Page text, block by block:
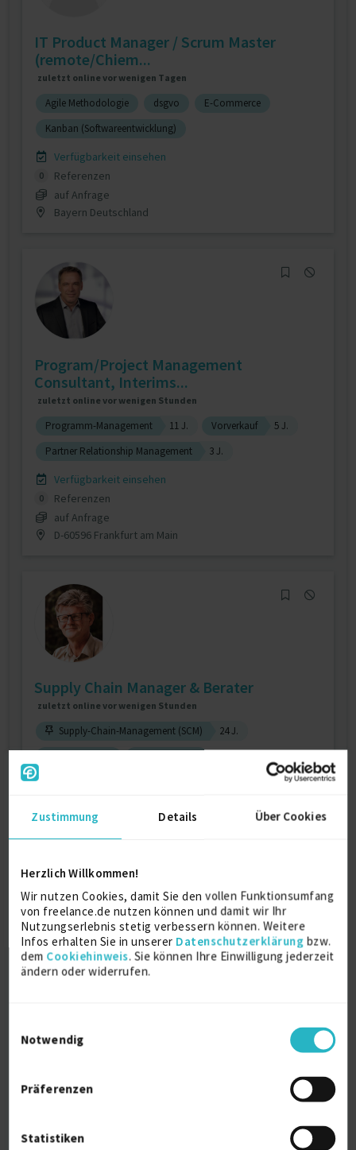
Zustimmung Details Über Cookies
Herzlich Willkommen!
Wir nutzen Cookies, damit Sie den vollen Funktionsumfang
von freelance.de nutzen können und damit wir Ihr
Nutzungserlebnis stetig verbessern können. Weitere
Infos erhalten Sie in unserer Datenschutzerklärung bzw.
dem Cookiehinweis. Sie können Ihre Einwilligung jederzeit
ändern oder widerrufen.
Notwendig
Präferenzen
Statistiken
IT Product Manager / Scrum Master
(remote/Chiem...
zuletzt online vor wenigen Tagen
Agile Methodologie dsgvo
E-Commerce
Kanban (Softwareentwicklung)
Verfügbarkeit einsehen
0
Referenzen
auf Anfrage
Bayern Deutschland
Program/Project Management
Consultant, Interims...
zuletzt online vor wenigen Stunden
Programm-Management 11 J. Vorverkauf
5 J.
Partner Relationship Management
3 J.
Verfügbarkeit einsehen
0
Referenzen
auf Anfrage
D-60596 Frankfurt am Main
Supply Chain Manager & Berater
zuletzt online vor wenigen Stunden
Supply-Chain-Management (SCM)
24 J.
auf Anfrage
D-65594 Runkel, Lahn
auf Anfrage